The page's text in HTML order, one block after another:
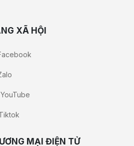
XÃ HỘI
YouTube
MẠI ĐIỆN TỬ